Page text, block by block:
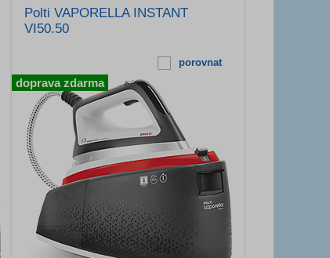
Polti VAPORELLA INSTANT
VI50.50
porovnat
doprava zdarma